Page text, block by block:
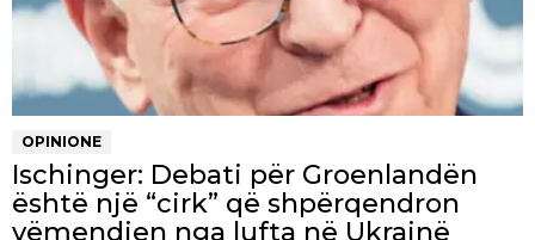
OPINIONE
Ischinger: Debati për Groenlandën
është një “cirk” që shpërqendron
vëmendjen nga lufta në Ukrainë